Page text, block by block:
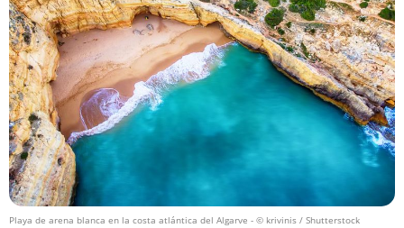
Playa de arena blanca en la costa atlántica del Algarve - © krivinis / Shutterstock